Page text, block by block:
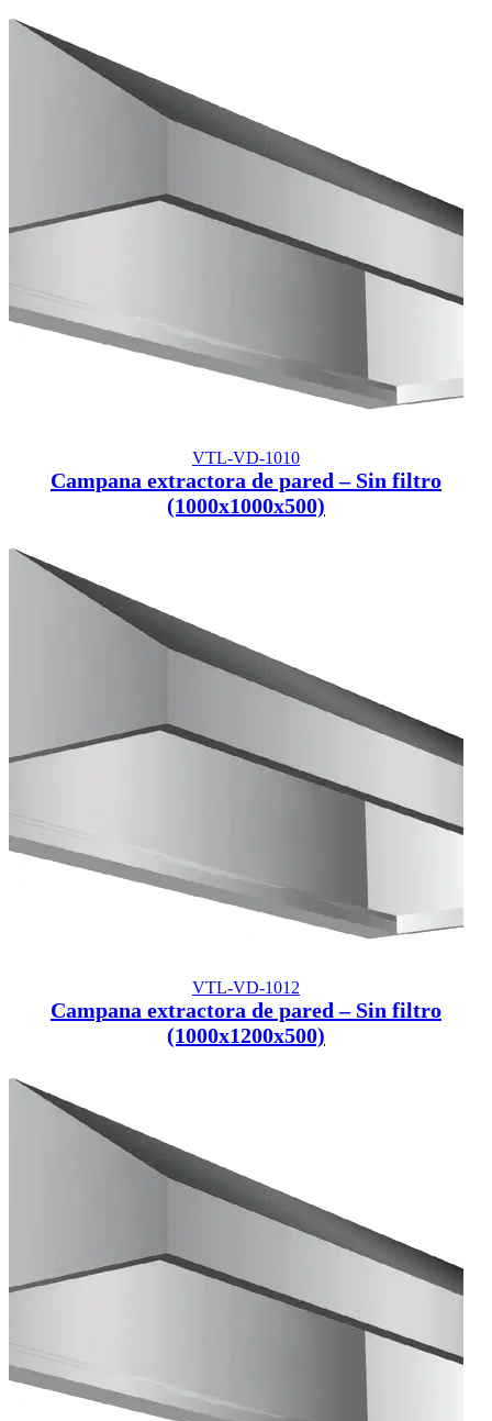
VTL-VD-1010
Campana extractora de pared – Sin filtro
(1000x1000x500)
VTL-VD-1012
Campana extractora de pared – Sin filtro
(1000x1200x500)